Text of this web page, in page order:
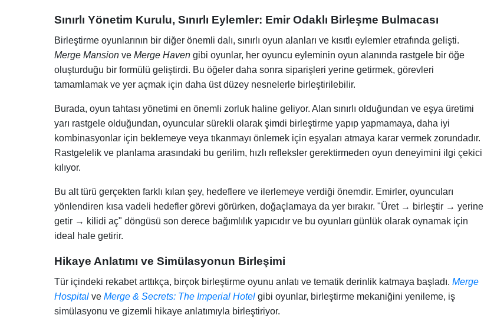
Sınırlı Yönetim Kurulu, Sınırlı Eylemler: Emir Odaklı Birleşme Bulmacası
Birleştirme oyunlarının bir diğer önemli dalı, sınırlı oyun alanları ve kısıtlı eylemler etrafında gelişti.
Merge Mansion ve Merge Haven gibi oyunlar, her oyuncu eyleminin oyun alanında rastgele bir öğe
oluşturduğu bir formülü geliştirdi. Bu öğeler daha sonra siparişleri yerine getirmek, görevleri
tamamlamak ve yer açmak için daha üst düzey nesnelerle birleştirilebilir.
Burada, oyun tahtası yönetimi en önemli zorluk haline geliyor. Alan sınırlı olduğundan ve eşya üretimi
yarı rastgele olduğundan, oyuncular sürekli olarak şimdi birleştirme yapıp yapmamaya, daha iyi
kombinasyonlar için beklemeye veya tıkanmayı önlemek için eşyaları atmaya karar vermek zorundadır.
Rastgelelik ve planlama arasındaki bu gerilim, hızlı refleksler gerektirmeden oyun deneyimini ilgi çekici
kılıyor.
Bu alt türü gerçekten farklı kılan şey, hedeflere ve ilerlemeye verdiği önemdir. Emirler, oyuncuları
yönlendiren kısa vadeli hedefler görevi görürken, doğaçlamaya da yer bırakır. "Üret → birleştir → yerine
getir → kilidi aç" döngüsü son derece bağımlılık yapıcıdır ve bu oyunları günlük olarak oynamak için
ideal hale getirir.
Hikaye Anlatımı ve Simülasyonun Birleşimi
Tür içindeki rekabet arttıkça, birçok birleştirme oyunu anlatı ve tematik derinlik katmaya başladı. Merge
Hospital ve Merge & Secrets: The Imperial Hotel gibi oyunlar, birleştirme mekaniğini yenileme, iş
simülasyonu ve gizemli hikaye anlatımıyla birleştiriyor.